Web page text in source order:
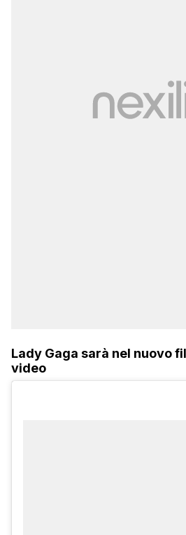
Lady Gaga sarà nel nuovo
video